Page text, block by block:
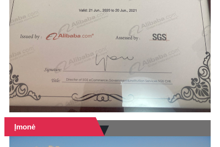
Įmonė